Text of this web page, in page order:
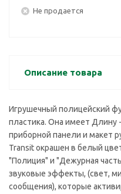
Не продается
Описание товара
Игрушечный полицейский
пластика. Она имеет Длину
приборной панели и макет
Transit окрашен в белый
"Полиция" и "Дежурная
звуковые эффекты, (свет,
сообщения), которые